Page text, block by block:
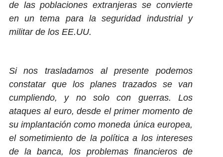
de las poblaciones extranjeras se convierte
en un tema para la seguridad industrial y
militar de los EE.UU.
Si nos trasladamos al presente podemos
constatar que los planes trazados se van
cumpliendo, y no solo con guerras. Los
ataques al euro, desde el primer momento de
su implantación como moneda única europea,
el sometimiento de la política a los intereses
de la banca, los problemas financieros de